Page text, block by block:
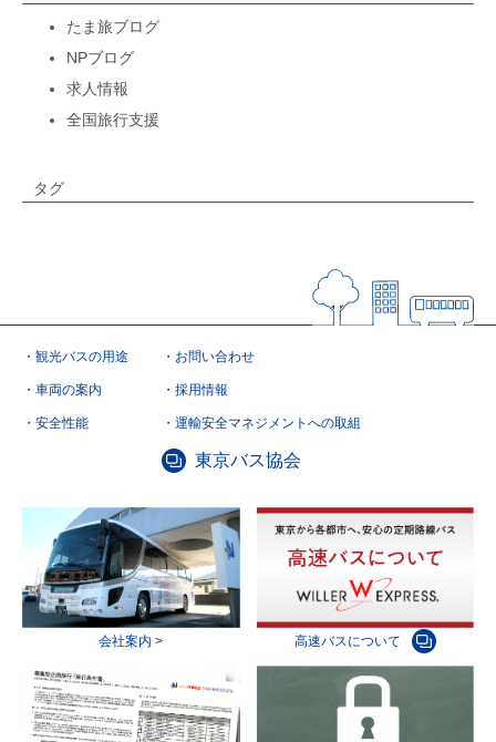
たま旅ブログ
NPブログ
求人情報
全国旅行支援
タグ
観光バスの用途
車両の案内
安全性能
お問い合わせ
採用情報
運輸安全マネジメントへの取組
東京バス協会
会社案内 > 高速バスについて